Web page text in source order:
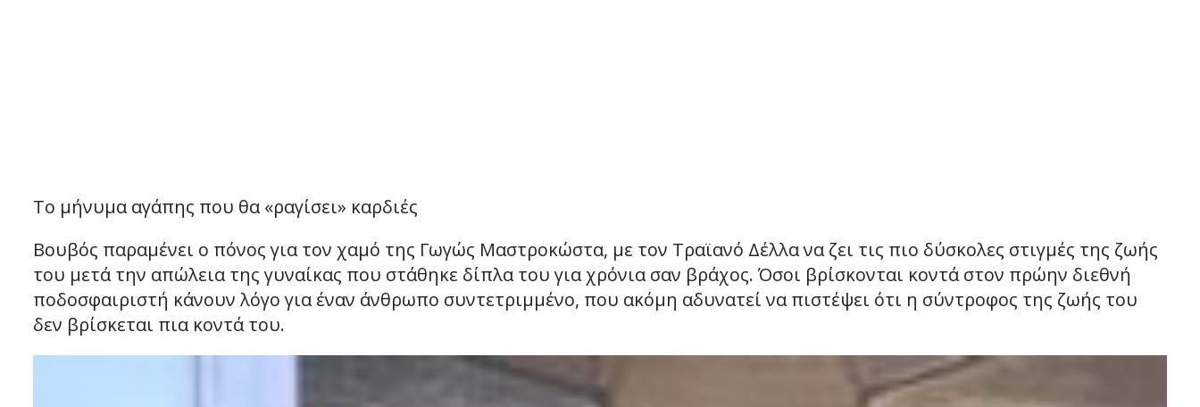
Το μήνυμα αγάπης που θα «ραγίσει» καρδιές
Βουβός παραμένει ο πόνος για τον χαμό της Γωγώς Μαστροκώστα, με τον Τραϊανό Δέλλα να ζει τις πιο δύσκολες στιγμές της ζωής
του μετά την απώλεια της γυναίκας που στάθηκε δίπλα του για χρόνια σαν βράχος. Όσοι βρίσκονται κοντά στον πρώην διεθνή
ποδοσφαιριστή κάνουν λόγο για έναν άνθρωπο συντετριμμένο, που ακόμη αδυνατεί να πιστέψει ότι η σύντροφος της ζωής του
δεν βρίσκεται πια κοντά του.